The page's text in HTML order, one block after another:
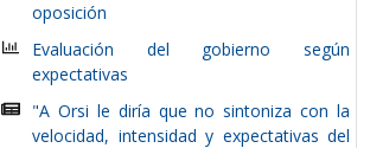
oposición
Evaluación del gobierno según
expectativas
"A Orsi le diría que no sintoniza con la
velocidad, intensidad y expectativas del